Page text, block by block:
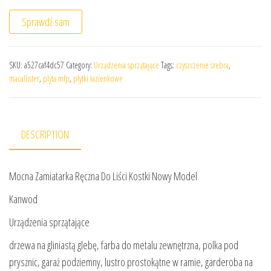
Sprawdź sam
SKU: a527caf4dc57 Category: Urządzenia sprzątające Tags: czyszczenie srebra,
macallister, plyta mfp, płytki łazienkowe
DESCRIPTION
Mocna Zamiatarka Ręczna Do Liści Kostki Nowy Model
Kanwod
Urządzenia sprzątające
drzewa na gliniastą glebę, farba do metalu zewnętrzna, polka pod
prysznic, garaż podziemny, lustro prostokątne w ramie, garderoba na